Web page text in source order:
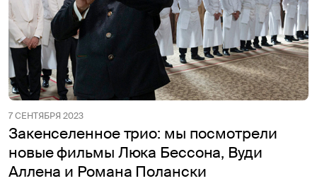
7 СЕНТЯБРЯ 2023
Закенселенное трио: мы посмотрели
новые фильмы Люка Бессона, Вуди
Аллена и Романа Полански